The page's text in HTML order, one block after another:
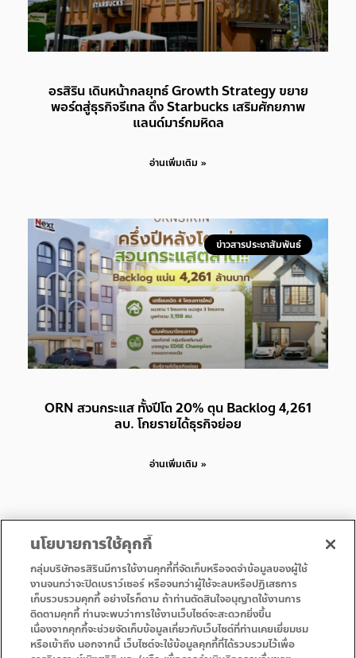
อรสิริน เดินหน้ากลยุทธ์ Growth Strategy ขยาย
พอร์ตสู่ธุรกิจรีเทล ดึง Starbucks เสริมศักยภาพ
แลนด์มาร์กมหิดล
อ่านเพิ่มเติม »
ข่าวสารประชาสัมพันธ์
ORN สวนกระแส ทั้งปีโต 20% ตุน Backlog 4,261
ลบ. โกยรายได้ธุรกิจย่อย
อ่านเพิ่มเติม »
• 首页
• 促销
• 服务
• 联系方式
นโยบายการใช้คุกกี้
กลุ่มบริษัทอรสิรินมีการใช้งานคุกกี้ที่จัดเก็บหรือจดจำข้อมูลของผู้ใช้
งานจนกว่าจะปิดเบราว์เซอร์ หรือจนกว่าผู้ใช้จะลบหรือปฏิเสธการ
เก็บรวบรวมคุกกี้ อย่างไรก็ตาม ถ้าท่านตัดสินใจอนุญาตใช้งานการ
ติดตามคุกกี้ ท่านจะพบว่าการใช้งานเว็บไซต์จะสะดวกยิ่งขึ้น
เนื่องจากคุกกี้จะช่วยจัดเก็บข้อมูลเกี่ยวกับเว็บไซต์ที่ท่านเคยเยี่ยมชม
หรือเข้าถึง นอกจากนี้ เว็บไซต์จะใช้ข้อมูลคุกกี้ที่ได้รวบรวมไว้เพื่อ